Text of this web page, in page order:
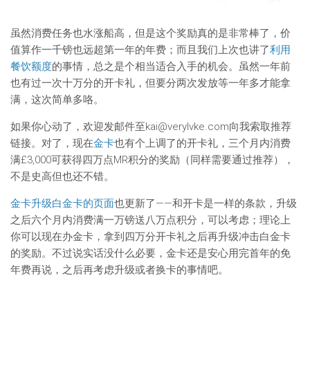
虽然消费任务也水涨船高，但是这个奖励真的是非常棒了，价
值算作一千镑也远超第一年的年费；而且我们上次也讲了利用
餐饮额度的事情，总之是个相当适合入手的机会。虽然一年前
也有过一次十万分的开卡礼，但要分两次发放等一年多才能拿
满，这次简单多咯。
如果你心动了，欢迎发邮件至kai@verylvke.com向我索取推荐
链接。对了，现在金卡也有个上调了的开卡礼，三个月内消费
满£3,000可获得四万点MR积分的奖励（同样需要通过推荐），
不是史高但也还不错。
金卡升级白金卡的页面也更新了——和开卡是一样的条款，升级
之后六个月内消费满一万镑送八万点积分，可以考虑；理论上
你可以现在办金卡，拿到四万分开卡礼之后再升级冲击白金卡
的奖励。不过说实话没什么必要，金卡还是安心用完首年的免
年费再说，之后再考虑升级或者换卡的事情吧。